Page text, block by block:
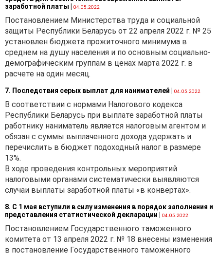
заработной платы | 04.05.2022
Постановлением Министерства труда и социальной
защиты Республики Беларусь от 22 апреля 2022 г. № 25
установлен бюджета прожиточного минимума в
среднем на душу населения и по основным социально-
демографическим группам в ценах марта 2022 г. в
расчете на один месяц.
7. Последствия серых выплат для нанимателей | 04.05.2022
В соответствии с нормами Налогового кодекса
Республики Беларусь при выплате заработной платы
работнику наниматель является налоговым агентом и
обязан с суммы выплаченного дохода удержать и
перечислить в бюджет подоходный налог в размере
13%.
В ходе проведения контрольных мероприятий
налоговыми органами систематически выявляются
случаи выплаты заработной платы «в конвертах».
8. С 1 мая вступили в силу изменения в порядок заполнения и
представления статистической декларации | 04.05.2022
Постановлением Государственного таможенного
комитета от 13 апреля 2022 г. № 18 внесены изменения
в постановление Государственного таможенного